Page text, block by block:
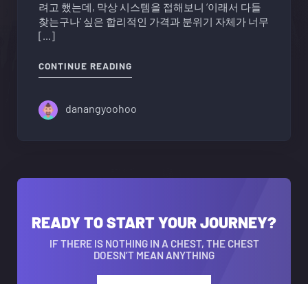
려고 했는데, 막상 시스템을 접해보니 ‘이래서 다들
찾는구나’ 싶은 합리적인 가격과 분위기 자체가 너무
[…]
CONTINUE READING
danangyoohoo
READY TO START YOUR JOURNEY?
IF THERE IS NOTHING IN A CHEST, THE CHEST
DOESN’T MEAN ANYTHING